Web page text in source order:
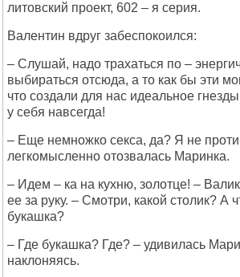
литовский проект, 602 – я серия.
Валентин вдруг забеспокоился:
– Слушай, надо трахаться по –
выбираться отсюда, а то как бы эти
что создали для нас идеальное
у себя навсегда!
– Еще немножко секса, да? Я не
легкомысленно отозвалась Маринка.
– Идем – ка на кухню, золотце! –
ее за руку. – Смотри, какой столик? А
букашка?
– Где букашка? Где? – удивилась
наклоняясь.